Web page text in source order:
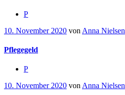
P
10. November 2020 von Anna Nielsen
Pflegegeld
P
10. November 2020 von Anna Nielsen